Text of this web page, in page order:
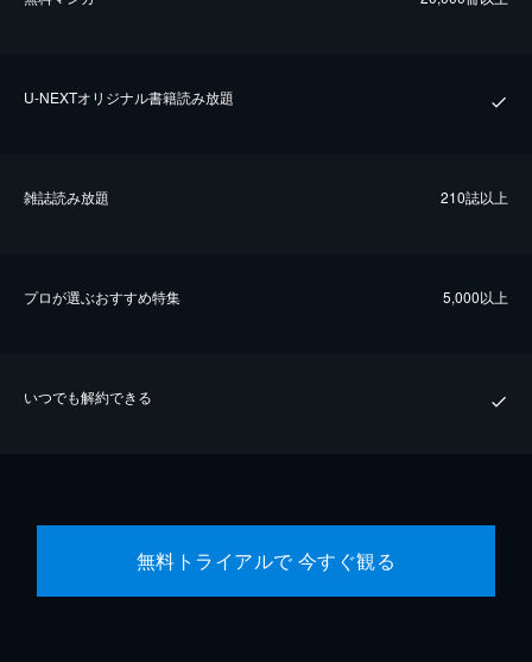
U-NEXTオリジナル書籍読み放題
雑誌読み放題 210誌以上
プロが選ぶおすすめ特集 5,000以上
いつでも解約できる
無料トライアルで 今すぐ観る